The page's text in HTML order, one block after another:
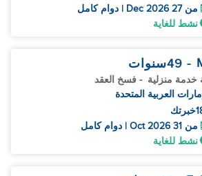
من 27 Dec 2026 | دوام كامل
نشط للغاية
- 49 سنوات
خدمة منزلية - فسخ العقد
العربية المتحدة
من 31 Oct 2026 | دوام كامل
نشط للغاية